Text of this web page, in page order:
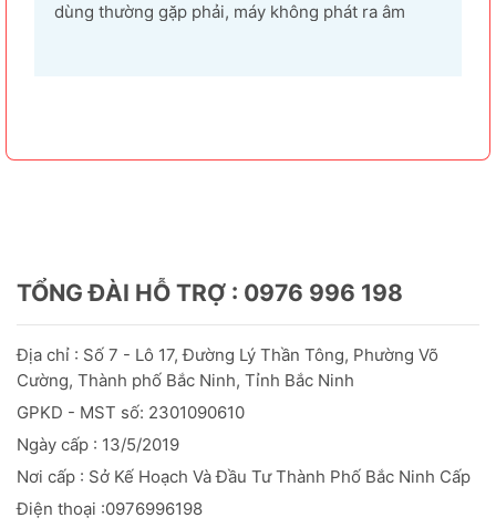
dùng thường gặp phải, máy không phát ra âm
TỔNG ĐÀI HỖ TRỢ : 0976 996 198
Địa chỉ : Số 7 - Lô 17, Đường Lý Thần Tông, Phường Võ
Cường, Thành phố Bắc Ninh, Tỉnh Bắc Ninh
GPKD - MST số: 2301090610
Ngày cấp : 13/5/2019
Nơi cấp : Sở Kế Hoạch Và Đầu TưThành Phố Bắc Ninh Cấp
Điện thoại :0976996198